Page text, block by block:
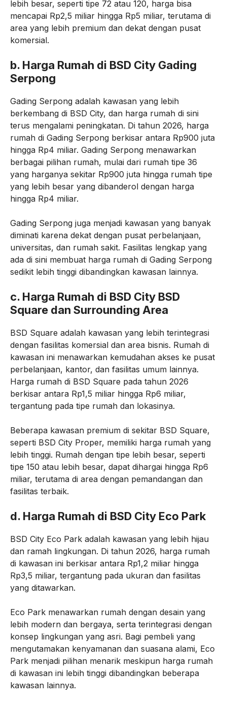
lebih besar, seperti tipe 72 atau 120, harga bisa
mencapai Rp2,5 miliar hingga Rp5 miliar, terutama di
area yang lebih premium dan dekat dengan pusat
komersial.
b. Harga Rumah di BSD City Gading
Serpong
Gading Serpong adalah kawasan yang lebih
berkembang di BSD City, dan harga rumah di sini
terus mengalami peningkatan. Di tahun 2026, harga
rumah di Gading Serpong berkisar antara Rp900 juta
hingga Rp4 miliar. Gading Serpong menawarkan
berbagai pilihan rumah, mulai dari rumah tipe 36
yang harganya sekitar Rp900 juta hingga rumah tipe
yang lebih besar yang dibanderol dengan harga
hingga Rp4 miliar.
Gading Serpong juga menjadi kawasan yang banyak
diminati karena dekat dengan pusat perbelanjaan,
universitas, dan rumah sakit. Fasilitas lengkap yang
ada di sini membuat harga rumah di Gading Serpong
sedikit lebih tinggi dibandingkan kawasan lainnya.
c. Harga Rumah di BSD City BSD
Square dan Surrounding Area
BSD Square adalah kawasan yang lebih terintegrasi
dengan fasilitas komersial dan area bisnis. Rumah di
kawasan ini menawarkan kemudahan akses ke pusat
perbelanjaan, kantor, dan fasilitas umum lainnya.
Harga rumah di BSD Square pada tahun 2026
berkisar antara Rp1,5 miliar hingga Rp6 miliar,
tergantung pada tipe rumah dan lokasinya.
Beberapa kawasan premium di sekitar BSD Square,
seperti BSD City Proper, memiliki harga rumah yang
lebih tinggi. Rumah dengan tipe lebih besar, seperti
tipe 150 atau lebih besar, dapat dihargai hingga Rp6
miliar, terutama di area dengan pemandangan dan
fasilitas terbaik.
d. Harga Rumah di BSD City Eco Park
BSD City Eco Park adalah kawasan yang lebih hijau
dan ramah lingkungan. Di tahun 2026, harga rumah
di kawasan ini berkisar antara Rp1,2 miliar hingga
Rp3,5 miliar, tergantung pada ukuran dan fasilitas
yang ditawarkan.
Eco Park menawarkan rumah dengan desain yang
lebih modern dan bergaya, serta terintegrasi dengan
konsep lingkungan yang asri. Bagi pembeli yang
mengutamakan kenyamanan dan suasana alami, Eco
Park menjadi pilihan menarik meskipun harga rumah
di kawasan ini lebih tinggi dibandingkan beberapa
kawasan lainnya.